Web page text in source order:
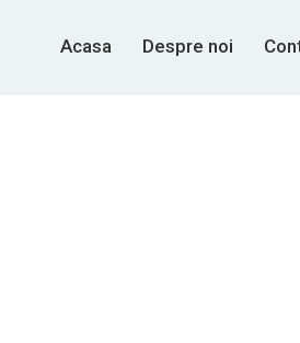
Acasa Despre noi